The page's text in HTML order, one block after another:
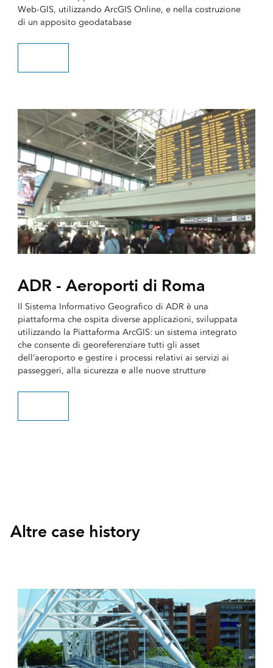
Web-GIS, utilizzando ArcGIS Online, e nella costruzione
di un apposito geodatabase
ADR - Aeroporti di Roma
Il Sistema Informativo Geografico di ADR è una
piattaforma che ospita diverse applicazioni, sviluppata
utilizzando la Piattaforma ArcGIS: un sistema integrato
che consente di georeferenziare tutti gli asset
dell’aeroporto e gestire i processi relativi ai servizi ai
passeggeri, alla sicurezza e alle nuove strutture
Altre case history